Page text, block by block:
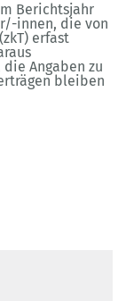
Berichtsjahr
innen, die von
erfast
Angaben zu
bleiben